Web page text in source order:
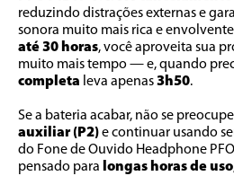
reduzindo distrações externas e
sonora muito mais rica e
até 30 horas, você aproveita sua
muito mais tempo — e, quando
completa leva apenas 3h50.
Se a bateria acabar, não se
auxiliar (P2) e continuar usando
do Fone de Ouvido Headphone
pensado para longas horas de uso